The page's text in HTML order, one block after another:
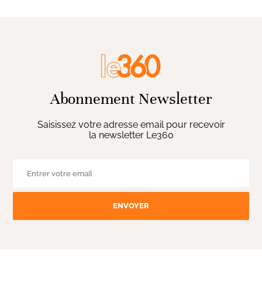
Abonnement Newsletter
Saisissez votre adresse email pour recevoir
la newsletter Le360
ENVOYER